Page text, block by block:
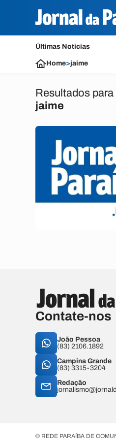
Últimas Notícias
Home>jaime
Resultados para
jaime
Contate-nos
João Pessoa
(83) 2106.1892
Campina Grande
(83) 3315-3204
Redação
© REDE PARAÍBA DE